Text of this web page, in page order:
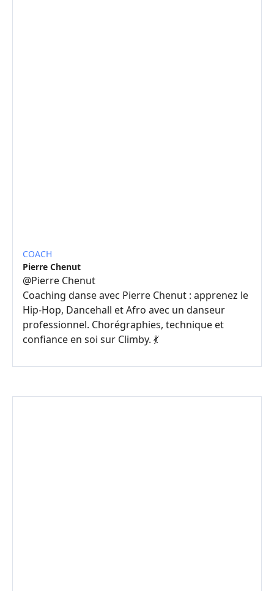
COACH
Pierre Chenut
@Pierre Chenut
Coaching danse avec Pierre Chenut : apprenez le
Hip-Hop, Dancehall et Afro avec un danseur
professionnel. Chorégraphies, technique et
confiance en soi sur Climby. 💃